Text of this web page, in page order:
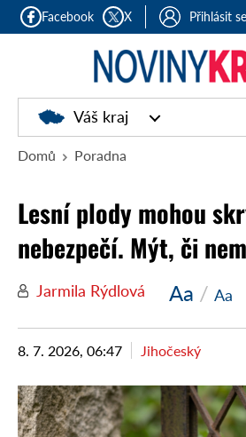
Facebook X Přihlásit se
Noviny
kraje
Váš kraj
Domů Poradna
Lesní plody mohou
nebezpečí. Mýt, či
Jarmila Rýdlová Aa / Aa
8. 7. 2026, 06:47 Jihočeský